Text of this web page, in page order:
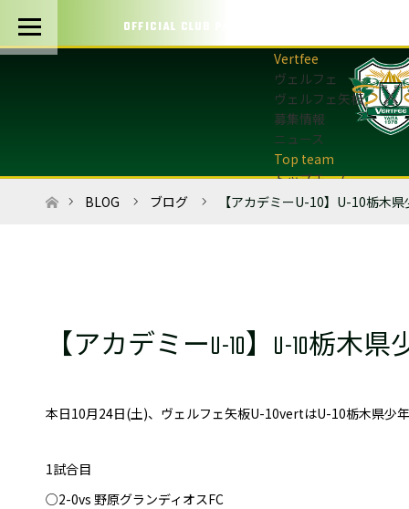
OFFICIAL CLUB PARTNERS
ヴェルフェ
ヴェルフェ矢板
募集情報
ニュース
トップチーム
トップチーム概要
アカデミー
U-12・U-8
普及活動
ホームBLOG ブログ 【アカデミーU-10】U-10栃木
【アカデミーU-10】U-10栃
本日10月24日(土)、ヴェルフェ矢板U-10vertはU-10栃木県少
1試合目
○2-0vs 野原グランディオスFC